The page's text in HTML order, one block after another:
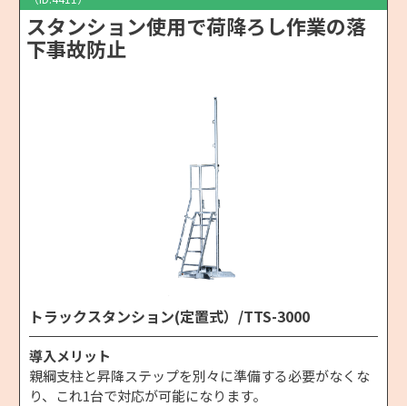
スタンション使用で荷降ろし作業の落
下事故防止
トラックスタンション(定置式）/TTS-3000
導入メリット
親綱支柱と昇降ステップを別々に準備する必要がなくな
り、これ1台で対応が可能になります。